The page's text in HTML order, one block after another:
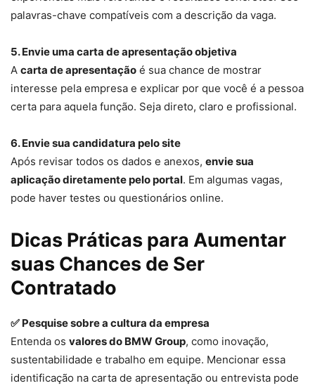
palavras-chave compatíveis com a descrição da vaga.
5. Envie uma carta de apresentação objetiva
A carta de apresentação é sua chance de mostrar
interesse pela empresa e explicar por que você é a pessoa
certa para aquela função. Seja direto, claro e profissional.
6. Envie sua candidatura pelo site
Após revisar todos os dados e anexos, envie sua
aplicação diretamente pelo portal. Em algumas vagas,
pode haver testes ou questionários online.
Dicas Práticas para Aumentar
suas Chances de Ser
Contratado
✅ Pesquise sobre a cultura da empresa
Entenda os valores do BMW Group, como inovação,
sustentabilidade e trabalho em equipe. Mencionar essa
identificação na carta de apresentação ou entrevista pode